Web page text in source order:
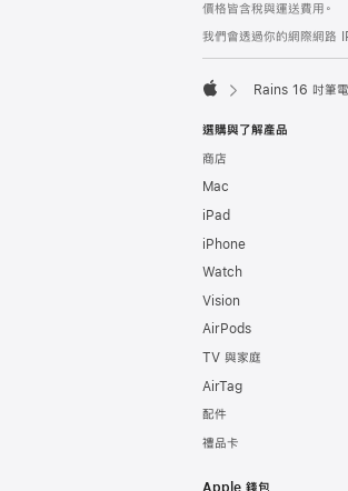
腳
腳
價格皆含稅與運送費用。
我們會透過你的網際網路
Rains 16 吋筆
選購與了解產品
商店
Mac
iPad
iPhone
Watch
Vision
AirPods
TV 與家庭
AirTag
配件
禮品卡
Apple 錢包